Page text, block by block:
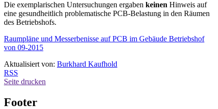
Die exemplarischen Untersuchungen ergaben keinen Hinweis auf
eine gesundheitlich problematische PCB-Belastung in den Räumen
des Betriebshofs.
Raumpläne und Messerbenisse auf PCB im Gebäude Betriebshof
von 09-2015
Aktualisiert von: Burkhard Kaufhold
RSS
Seite drucken
Footer